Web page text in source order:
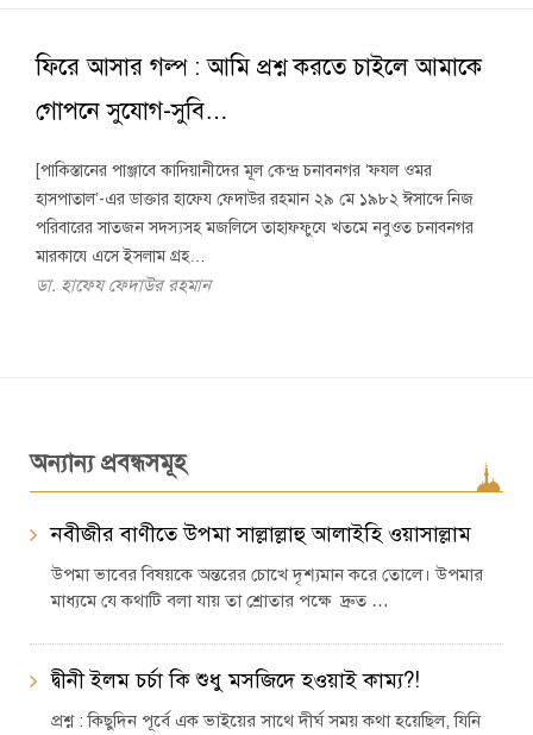
ফিরে আসার গল্প : আমি প্রশ্ন করতে চাইলে আমাকে
গোপনে সুযোগ-সুবি…
[পাকিস্তানের পাঞ্জাবে কাদিয়ানীদের মূল কেন্দ্র চনাবনগর ‘ফযল ওমর
হাসপাতাল’-এর ডাক্তার হাফেয ফেদাউর রহমান ২৯ মে ১৯৮২ ঈসাব্দে নিজ
পরিবারের সাতজন সদস্যসহ মজলিসে তাহাফফুযে খতমে নবুওত চনাবনগর
মারকাযে এসে ইসলাম গ্রহ…
ডা. হাফেয ফেদাউর রহমান
অন্যান্য প্রবন্ধসমূহ
নবীজীর বাণীতে উপমা সাল্লাল্লাহু আলাইহি ওয়াসাল্লাম
উপমা ভাবের বিষয়কে অন্তরের চোখে দৃশ্যমান করে তোলে। উপমার
মাধ্যমে যে কথাটি বলা যায় তা শ্রোতার পক্ষে দ্রুত …
দ্বীনী ইলম চর্চা কি শুধু মসজিদে হওয়াই কাম্য?!
প্রশ্ন : কিছুদিন পূর্বে এক ভাইয়ের সাথে দীর্ঘ সময় কথা হয়েছিল, যিনি